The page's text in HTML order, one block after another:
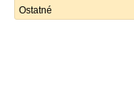
Ostatné